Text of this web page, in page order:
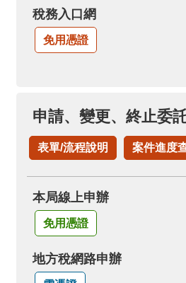
稅務入口網
免用憑證
表單/流程說明 案件進度
本局線上申辦
免用憑證
地方稅網路申辦